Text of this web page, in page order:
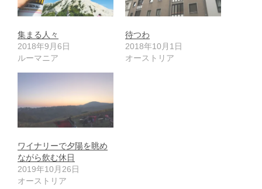
集まる人々
2018年9月6日
ルーマニア
待つわ
2018年10月1日
オーストリア
ワイナリーで夕陽を眺め
ながら飲む休日
2019年10月26日
オーストリア